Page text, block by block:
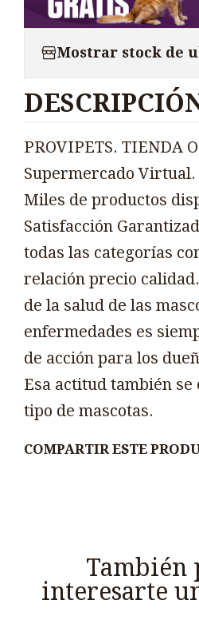
Mostrar stock de
PROVIPETS. TIENDA
Supermercado
Miles de productos
Satisfacción
todas las categorías
relación precio
de la salud de las
enfermedades es
de acción para los
Esa actitud también se
tipo de mascotas.
COMPARTIR ESTE
También
interesarte